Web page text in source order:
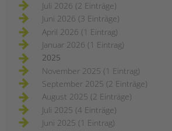
Juli 2026 (2 Einträge)
Juni 2026 (3 Einträge)
April 2026 (1 Eintrag)
Januar 2026 (1 Eintrag)
2025
November 2025 (1 Eintrag)
September 2025 (2 Einträge)
August 2025 (2 Einträge)
Juli 2025 (4 Einträge)
Juni 2025 (1 Eintrag)